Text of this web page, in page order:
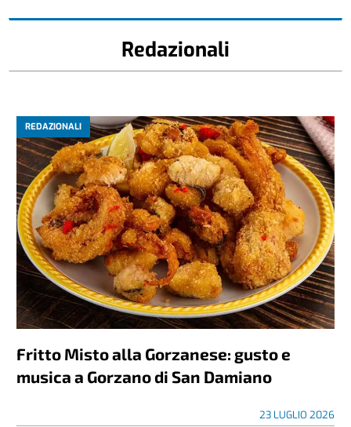
Redazionali
REDAZIONALI
Fritto Misto alla Gorzanese: gusto e
musica a Gorzano di San Damiano
23 LUGLIO 2026